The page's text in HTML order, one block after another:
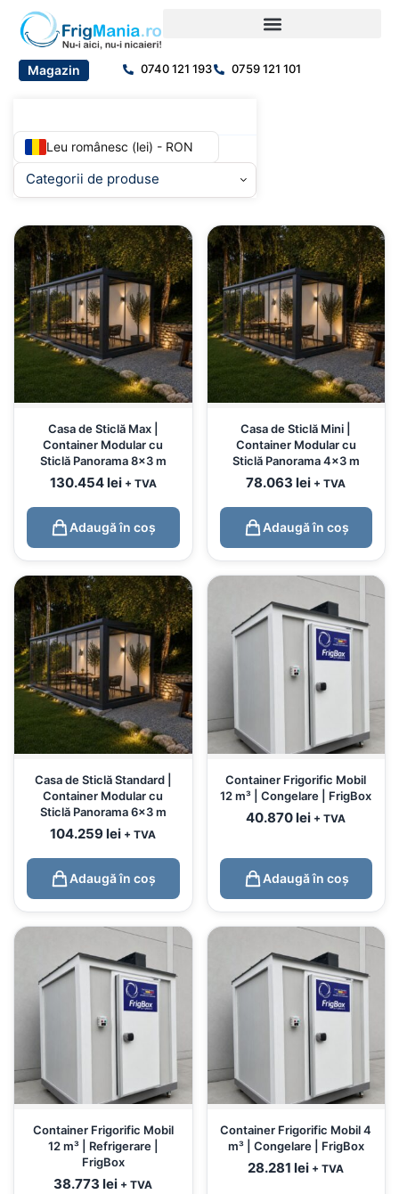
Magazin 0740 121 193 0759 121 101
Leu românesc (lei) - RON
Casa de Sticlă Max |
Container Modular cu
Sticlă Panorama 8×3 m
130.454lei + TVA
Adaugă în coș
Casa de Sticlă Mini |
Container Modular cu
Sticlă Panorama 4×3 m
78.063lei + TVA
Adaugă în coș
Casa de Sticlă Standard |
Container Modular cu
Sticlă Panorama 6×3 m
104.259lei + TVA
Adaugă în coș
Container Frigorific Mobil
12 m³ | Congelare | FrigBox
40.870lei + TVA
Adaugă în coș
Container Frigorific Mobil
12 m³ | Refrigerare |
FrigBox
38.773lei + TVA
Container Frigorific Mobil 4
m³ | Congelare | FrigBox
28.281lei + TVA